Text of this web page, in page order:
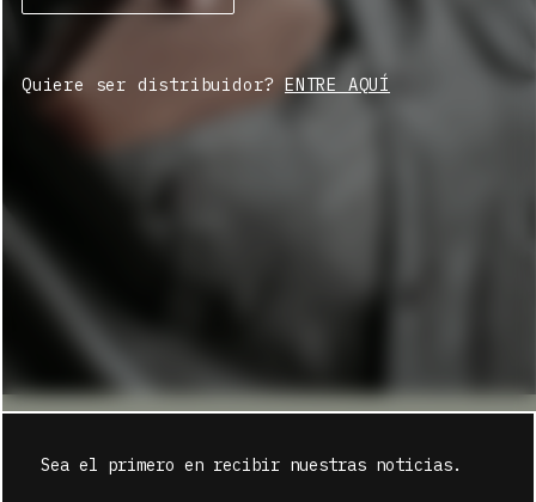
Quiere ser distribuidor?ENTRE AQUÍ
Sea el primero en recibir nuestras noticias.